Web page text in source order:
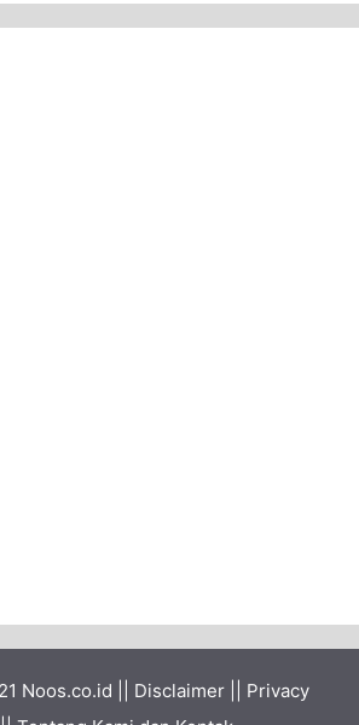
Noos.co.id Disclaimer
Privacy